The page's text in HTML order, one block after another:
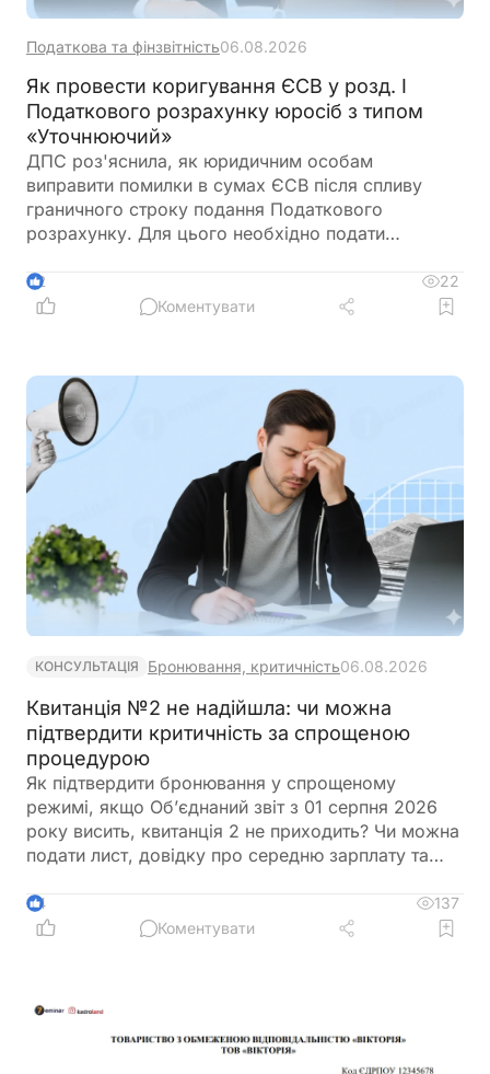
Податкова та фінзвітність06.08.2026
Як провести коригування ЄСВ у розд. І
Податкового розрахунку юросіб з типом
«Уточнюючий»
ДПС роз'яснила, як юридичним особам
виправити помилки в сумах ЄСВ після спливу
граничного строку подання Податкового
розрахунку. Для цього необхідно подати
використовуючи коди типів нарахувань 2
(донарахування) або 3 (зменшення). Податківці
помилки та коли подавати лише ті додатки, що
підлягають коригуванню
2
22
Коментувати
КОНСУЛЬТАЦІЯ Бронювання, критичність06.08.2026
Квитанція №2 не надійшла: чи можна
підтвердити критичність за спрощеною
процедурою
Як підтвердити бронювання у спрощеному
режимі, якщо Об’єднаний звіт з 01 серпня 2026
року висить, квитанція 2 не приходить? Чи можна
подати лист, довідку про середню зарплату та
4
137
Коментувати